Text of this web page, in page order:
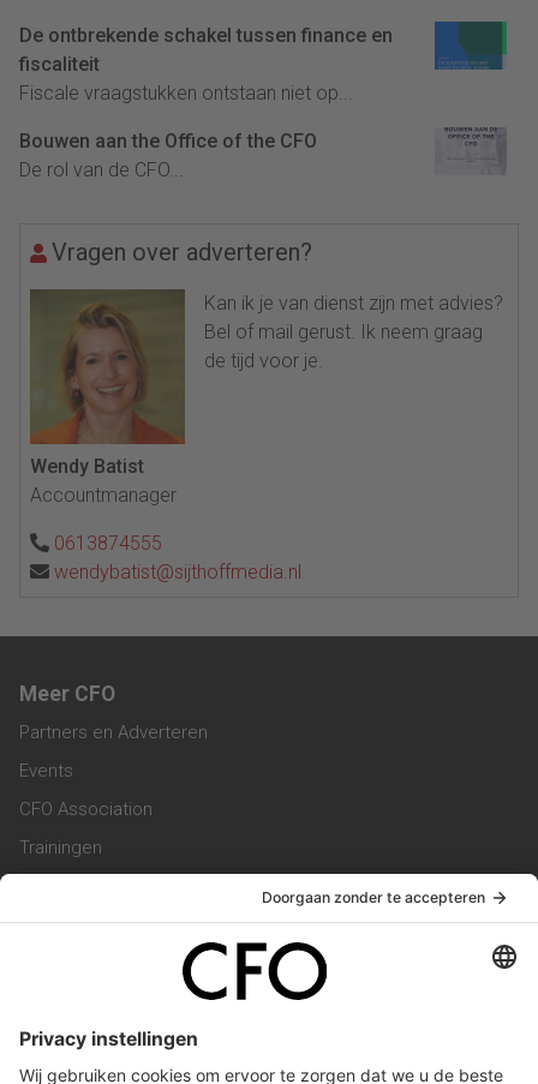
De ontbrekende schakel tussen finance en
fiscaliteit
Fiscale vraagstukken ontstaan niet op...
Bouwen aan the Office of the CFO
De rol van de CFO...
Vragen over adverteren?
Kan ik je van dienst zijn met advies?
Bel of mail gerust. Ik neem graag
de tijd voor je.
Wendy Batist
Accountmanager
0613874555
wendybatist@sijthoffmedia.nl
Meer CFO
Partners en Adverteren
Events
CFO Association
Trainingen
Vacatures
Service & Contact
Werken bij ons
Privacy Statement